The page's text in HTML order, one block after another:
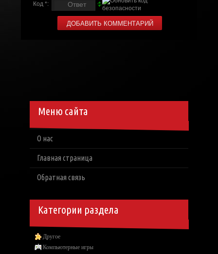
Код *:
Меню сайта
О нас
Главная страница
Обратная связь
Категории раздела
Другое
Компьютерные игры